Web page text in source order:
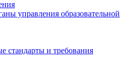
управления образовательной
стандарты и требования